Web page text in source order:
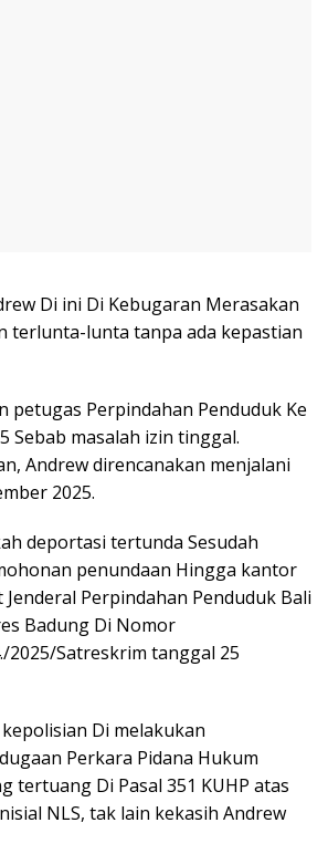
Di ini Di Kebugaran Merasakan
terlunta-lunta tanpa ada kepastian
petugas Perpindahan Penduduk Ke
Sebab masalah izin tinggal.
Andrew direncanakan menjalani
2025.
deportasi tertunda Sesudah
penundaan Hingga kantor
Perpindahan Penduduk Bali
Badung Di Nomor
2025/Satreskrim tanggal 25
Di melakukan
Perkara Pidana Hukum
tertuang Di Pasal 351 KUHP atas
NLS, tak lain kekasih Andrew